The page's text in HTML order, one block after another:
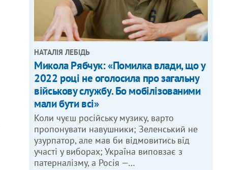
НАТАЛІЯ ЛЕБІДЬ
Микола Рябчук: «Помилка влади, що у
2022 році не оголосила про загальну
військову службу. Бо мобілізованими
мали бути всі»
Коли чуєш російську музику, варто
пропонувати навушники; Зеленський не
узурпатор, але мав би відмовитись від
участі у виборах; Україна виповзає з
патерналізму, а Росія —…